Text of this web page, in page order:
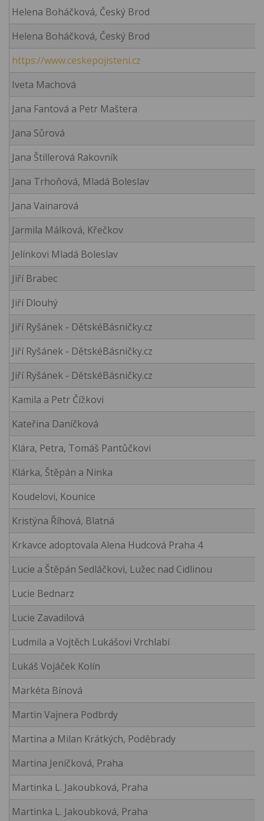
Helena Boháčková, Český Brod
Helena Boháčková, Český Brod
https://www.ceskepojisteni.cz
Iveta Machová
Jana Fantová a Petr Maštera
Jana Sůrová
Jana Štillerová Rakovník
Jana Trhoňová, Mladá Boleslav
Jana Vainarová
Jarmila Málková, Křečkov
Jelínkovi Mladá Boleslav
Jiří Brabec
Jiří Dlouhý
Jiří Ryšánek - DětskéBásničky.cz
Jiří Ryšánek - DětskéBásničky.cz
Jiří Ryšánek - DětskéBásničky.cz
Kamila a Petr Čížkovi
Kateřina Daníčková
Klára, Petra, Tomáš Pantůčkovi
Klárka, Štěpán a Ninka
Koudelovi, Kounice
Kristýna Říhová, Blatná
Krkavce adoptovala Alena Hudcová Praha 4
Lucie a Štěpán Sedláčkovi, Lužec nad Cidlinou
Lucie Bednarz
Lucie Zavadilová
Ludmila a Vojtěch Lukášovi Vrchlabí
Lukáš Vojáček Kolín
Markéta Bínová
Martin Vajnera Podbrdy
Martina a Milan Krátkých, Poděbrady
Martina Jeníčková, Praha
Martinka L. Jakoubková, Praha
Martinka L. Jakoubková, Praha